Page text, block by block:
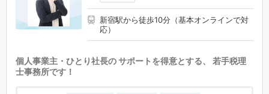
新宿駅から徒歩10分（基本オンラインで対
応）
個人事業主・ひとり社長の サポートを得意とする、 若手税理
士事務所です！